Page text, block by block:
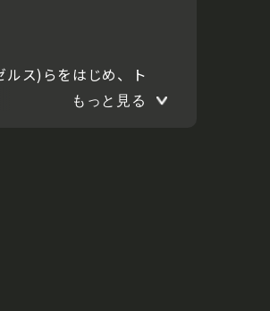
ス)らをはじめ、ト
もっと見る